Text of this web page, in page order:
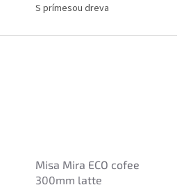
S prímesou dreva
Misa Mira ECO cofee
300mm latte